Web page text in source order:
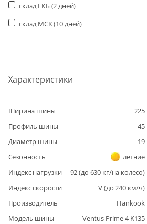
Характеристики
Ширина шины
225
Профиль шины
45
Диаметр шины
19
Сезонность
летние
Индекс нагрузки
92(до 630 кг/на колесо)
Индекс скорости
V(до 240 км/ч)
Производитель
Hankook
Модель шины
Ventus Prime 4 K135
склад ЕКБ(2 дней)
склад МСК(10 дней)